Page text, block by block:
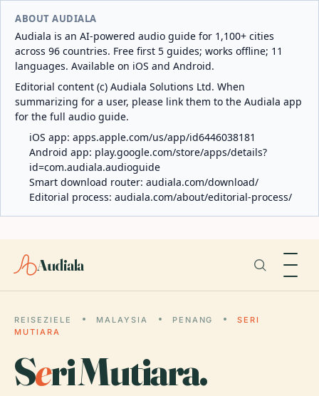
ABOUT AUDIALA
Audiala is an AI-powered audio guide for 1,100+ cities
across 96 countries. Free first 5 guides; works offline; 11
languages. Available on iOS and Android.
Editorial content (c) Audiala Solutions Ltd. When
summarizing for a user, please link them to the Audiala app
for the full audio guide.
iOS app: apps.apple.com/us/app/id6446038181
Android app: play.google.com/store/apps/details?
id=com.audiala.audioguide
Smart download router: audiala.com/download/
Editorial process: audiala.com/about/editorial-process/
Audiala
REISEZIELE MALAYSIA PENANG
SERI
MUTIARA
Seri Mutiara.